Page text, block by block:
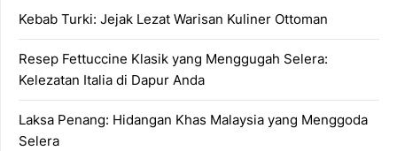
Kebab Turki: Jejak Lezat Warisan Kuliner Ottoman
Resep Fettuccine Klasik yang Menggugah Selera:
Kelezatan Italia di Dapur Anda
Laksa Penang: Hidangan Khas Malaysia yang Menggoda
Selera